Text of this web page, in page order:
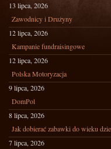
13 lipca, 2026
Zawodnicy i Drużyny
12 lipca, 2026
Kampanie fundraisingowe
12 lipca, 2026
Polska Motoryzacja
9 lipca, 2026
DomPol
8 lipca, 2026
Jak dobierać zabawki do wieku
7 lipca, 2026